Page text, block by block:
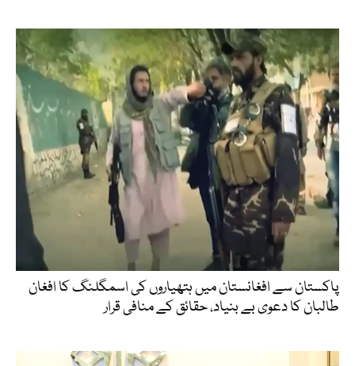
پاکستان سے افغانستان میں ہتھیاروں کی اسمگلنگ کا افغان
طالبان کا دعوی بے بنیاد، حقائق کے منافی قرار